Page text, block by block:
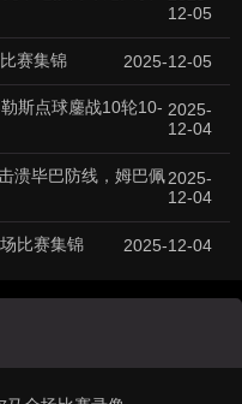
12-05
赛集锦 2025-12-05
斯点球鏖战10轮10- 2025-
12-04
溃毕巴防线，姆巴佩2025-
12-04
比赛集锦 2025-12-04